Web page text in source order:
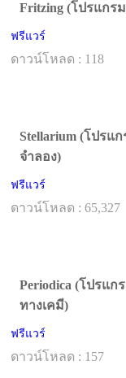
Fritzing (โปรแกร
ฟรีแวร์
ดาวน์โหลด : 118
Stellarium (โปรแ
จำลอง)
ฟรีแวร์
ดาวน์โหลด : 65,327
Periodica (โปรแ
ทางเคมี)
ฟรีแวร์
ดาวน์โหลด : 157